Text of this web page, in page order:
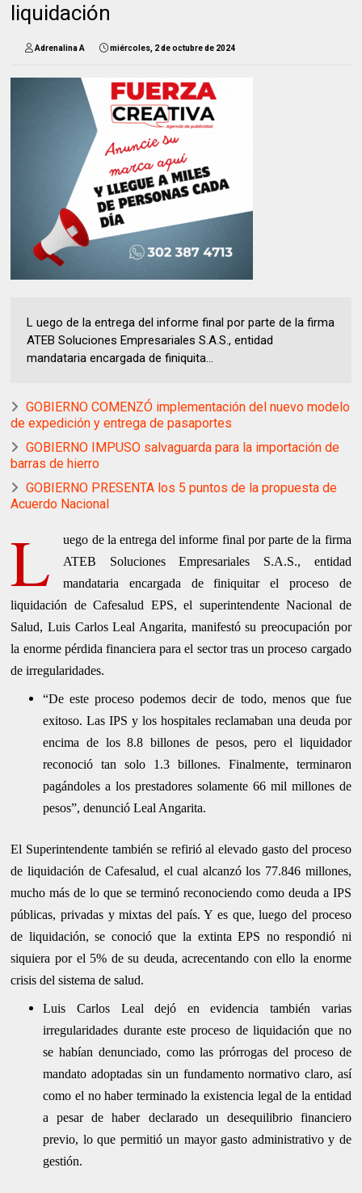
liquidación
Adrenalina A miércoles, 2 de octubre de 2024
L uego de la entrega del informe final por parte de la firma
ATEB Soluciones Empresariales S.A.S., entidad
mandataria encargada de finiquita...
GOBIERNO COMENZÓ implementación del nuevo modelo
de expedición y entrega de pasaportes
GOBIERNO IMPUSO salvaguarda para la importación de
barras de hierro
GOBIERNO PRESENTA los 5 puntos de la propuesta de
Acuerdo Nacional
L
uego de la entrega del informe final por parte de la firma
ATEB Soluciones Empresariales S.A.S., entidad
mandataria encargada de finiquitar el proceso de
liquidación de Cafesalud EPS, el superintendente Nacional de
Salud, Luis Carlos Leal Angarita, manifestó su preocupación por
la enorme pérdida financiera para el sector tras un proceso cargado
de irregularidades.
“De este proceso podemos decir de todo, menos que fue
exitoso. Las IPS y los hospitales reclamaban una deuda por
encima de los 8.8 billones de pesos, pero el liquidador
reconoció tan solo 1.3 billones. Finalmente, terminaron
pagándoles a los prestadores solamente 66 mil millones de
pesos”, denunció Leal Angarita.
El Superintendente también se refirió al elevado gasto del proceso
de liquidación de Cafesalud, el cual alcanzó los 77.846 millones,
mucho más de lo que se terminó reconociendo como deuda a IPS
públicas, privadas y mixtas del país. Y es que, luego del proceso
de liquidación, se conoció que la extinta EPS no respondió ni
siquiera por el 5% de su deuda, acrecentando con ello la enorme
crisis del sistema de salud.
Luis Carlos Leal dejó en evidencia también varias
irregularidades durante este proceso de liquidación que no
se habían denunciado, como las prórrogas del proceso de
mandato adoptadas sin un fundamento normativo claro, así
como el no haber terminado la existencia legal de la entidad
a pesar de haber declarado un desequilibrio financiero
previo, lo que permitió un mayor gasto administrativo y de
gestión.